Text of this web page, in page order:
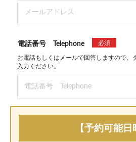
電話番号 Telephone 必須
お電話もしくはメールで回答しますので、
入力ください。
【予約可能日